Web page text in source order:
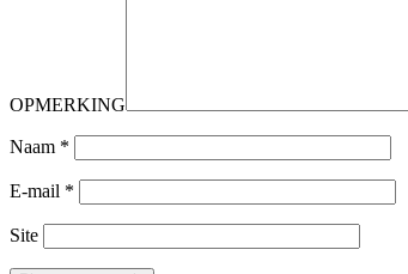
OPMERKING
Naam *
E-mail *
Site